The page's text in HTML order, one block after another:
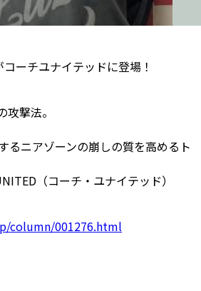
ーチユナイテッドに登場！
撃法。
るニアゾーンの崩しの質を高めるト
（コーチ・ユナイテッド）
column/001276.html